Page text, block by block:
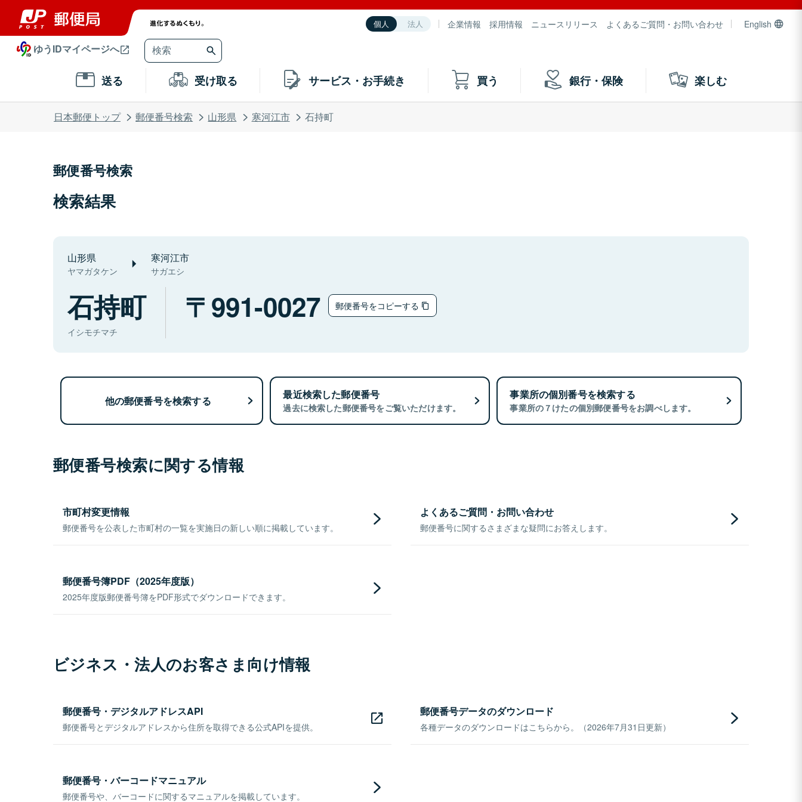
個人 法人 企業情報 採用情報 ニュースリリース よくあるご質問・お問い合わせ English
ゆうIDマイページへ
送る 受け取る サービス・お手続き 買う 銀行・保険 楽しむ
日本郵便トップ 郵便番号検索 山形県 寒河江市 石持町
郵便番号検索
検索結果
山形県
ヤマガタケン
寒河江市
サガエシ
石持町
イシモチマチ
991-0027 郵便番号をコピーする
他の郵便番号を検索する 最近検索した郵便番号
過去に検索した郵便番号をご覧いただけます。
事業所の個別番号を検索する
事業所の７けたの個別郵便番号をお調べします。
郵便番号検索に関する情報
市町村変更情報
郵便番号を公表した市町村の一覧を実施日の新しい順に掲載しています。
よくあるご質問・お問い合わせ
郵便番号に関するさまざまな疑問にお答えします。
郵便番号簿PDF（2025年度版）
2025年度版郵便番号簿をPDF形式でダウンロードできます。
ビジネス・法人のお客さま向け情報
郵便番号・デジタルアドレスAPI
郵便番号とデジタルアドレスから住所を取得できる公式APIを提供。
郵便番号データのダウンロード
各種データのダウンロードはこちらから。（2026年7月31日更新）
郵便番号・バーコードマニュアル
郵便番号や、バーコードに関するマニュアルを掲載しています。